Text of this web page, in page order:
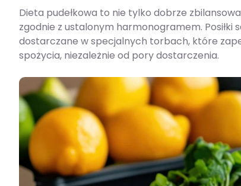
Dieta pudełkowa to nie tylko dobrze
zgodnie z ustalonym harmonogramem.
dostarczane w specjalnych torbach, które
spożycia, niezależnie od pory dostarczenia.